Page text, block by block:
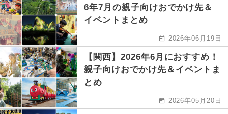
6年7月の親子向けおでかけ先＆
イベントまとめ
2026年06月19日
【関西】2026年6月におすすめ！
親子向けおでかけ先＆イベントま
とめ
2026年05月20日